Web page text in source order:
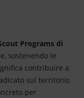
Programs di
sostenendo le
contribuire a
sul territorio.
per